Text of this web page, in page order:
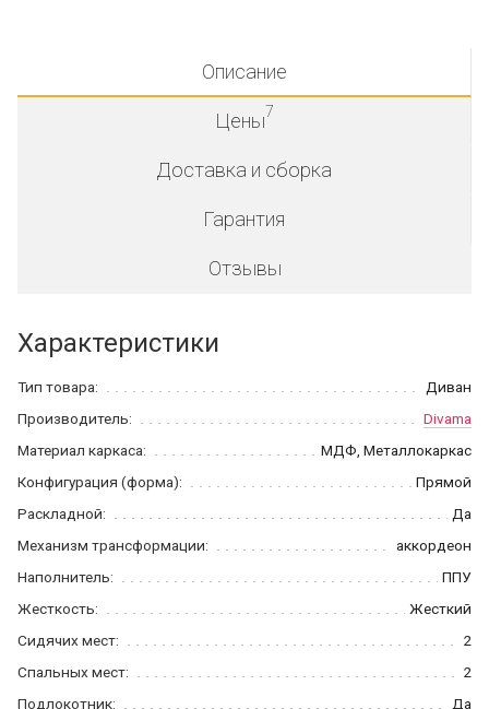
Описание
Цены7
Доставка и сборка
Гарантия
Отзывы
Характеристики
Тип товара:
Диван
Производитель:
Divama
Материал каркаса:
МДФ, Металлокаркас
Конфигурация (форма):
Прямой
Раскладной:
Да
Механизм трансформации:
аккордеон
Наполнитель:
ППУ
Жесткость:
Жесткий
Сидячих мест:
2
Спальных мест:
2
Подлокотник:
Да